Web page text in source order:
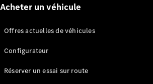
Acheter un véhicule
Offres actuelles de véhicules
Configurateur
Réserver un essai sur route